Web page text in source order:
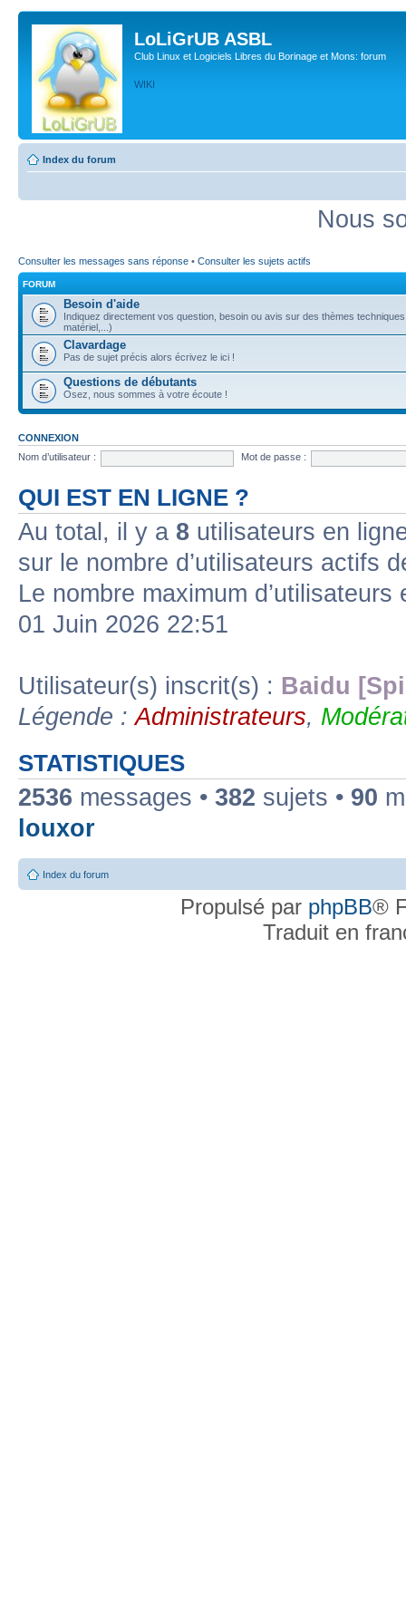
LoLiGrUB ASBL
Club Linux et Logiciels Libres du Borinage et Mons: forum
WIKI
Index du forum
Nous
Consulter les messages sans réponse • Consulter les sujets actifs
FORUM
Besoin d'aide
Indiquez directement vos question, besoin ou avis sur des thèmes
matériel,...)
Clavardage
Pas de sujet précis alors écrivez le ici !
Questions de débutants
Osez, nous sommes à votre écoute !
CONNEXION
Nom d’utilisateur :
Mot de passe :
QUI EST EN LIGNE ?
Au total, il y a 8 utilisateurs en
sur le nombre d’utilisateurs actifs
Le nombre maximum
01 Juin 2026 22:51
Utilisateur(s) inscrit(s) : Baidu
Légende :Administrateurs,
STATISTIQUES
2536 messages • 382 sujets • 90
louxor
Index du forum
Propulsé par phpBB®
Traduit en